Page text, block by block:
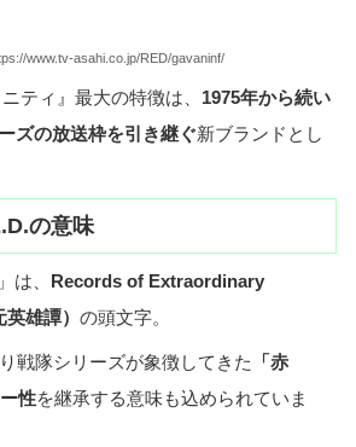
www.tv-asahi.co.jp/RED/gavaninf/
ティ』最大の特徴は、 1975年から続い
ズの放送枠を引き継ぐ新ブランドとし
の意味
は、 Records of Extraordinary
雄譚） の頭文字。
戦隊シリーズが象徴してきた
「赤
性を継承する意味も込められていま